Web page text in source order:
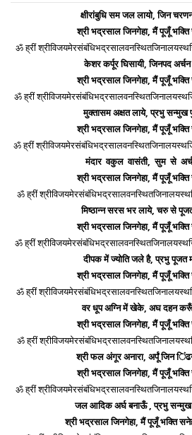
क्षीरांबुधि सम जल लायो, जिन
श्री भद्रसाल जिनगेहा, मैं पूजूँ
ॐ ह्रीं
केशर कर्पूर घिसायी, जिनपद
श्री भद्रसाल जिनगेहा, मैं पूजूँ
ॐ ह्रीं
मुक्तासम अक्षत लाये, प्रभु
श्री भद्रसाल जिनगेहा, मैं पूजूँ
ॐ ह्रीं
मंदार वकुल वासंती, सुम से
श्री भद्रसाल जिनगेहा, मैं पूजूँ
ॐ ह्रीं
मिष्ठान्न सरस भर लाये, चरु से
श्री भद्रसाल जिनगेहा, मैं पूजूँ
ॐ ह्रीं
दीपक में ज्योति जले है, प्रभु पूजत
श्री भद्रसाल जिनगेहा, मैं पूजूँ
ॐ ह्रीं
वर धूप अग्नि में खेके, अघ दहन
श्री भद्रसाल जिनगेहा, मैं पूजूँ
ॐ ह्रीं
श्री फल अंगूर अनारा, अर्पूं जिन
श्री भद्रसाल जिनगेहा, मैं पूजूँ
ॐ ह्रीं
जल आदिक अर्घ बनाऊँ , प्रभु
श्री भद्रसाल जिनगेहा, मैं पूजूँ भक्ति